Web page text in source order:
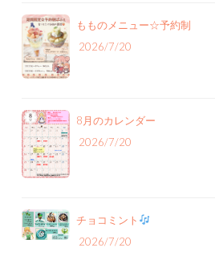
もものメニュー‪☆予約制
2026/7/20
8月のカレンダー
2026/7/20
チョコミント
2026/7/20